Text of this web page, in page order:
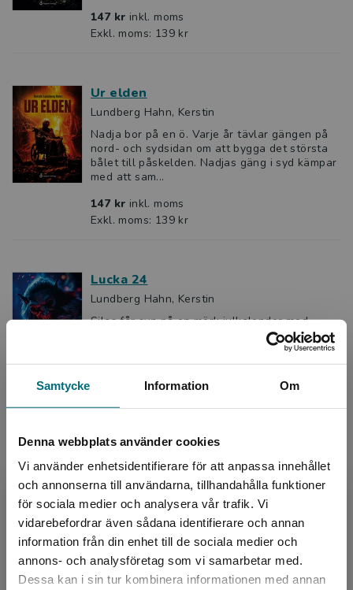
Samtycke Information Om
Denna webbplats använder cookies
Vi använder enhetsidentifierare för att anpassa innehållet
och annonserna till användarna, tillhandahålla funktioner
för sociala medier och analysera vår trafik. Vi
vidarebefordrar även sådana identifierare och annan
information från din enhet till de sociala medier och
annons- och analysföretag som vi samarbetar med.
Dessa kan i sin tur kombinera informationen med annan
Begränsad fraktregion
147 kr inkl. moms
Exkl. moms: 139 kr
Ur elden
Lundberg Hahn, Kerstin
Nadja bor på en ö. Varje år tävlar gängen på
nord- och sydsidan om att bygga det största
bålet till påskelden. Nadjas gäng i syd kämpar
med att sam...
147 kr inkl. moms
Exkl. moms: 139 kr
Lucka 24
Lundberg Hahn, Kerstin
Silas får syn på en mörk julkalender med
tomtens onda tvilling. Silas blir helt pirrig, han
bara måste ha den! Bakom luckorna i den
stulna kalender...
inkl. moms
Exkl. moms: 139 kr
Dödens vita rosor
Lundberg Hahn, Kerstin
Emma har flyttat till en villa på landet med sin
pappa. En dag rensar hon ogräs. När hon
gräver under rosenbusken ser hon plötsligt
något vitt nere...
147 krinkl. moms